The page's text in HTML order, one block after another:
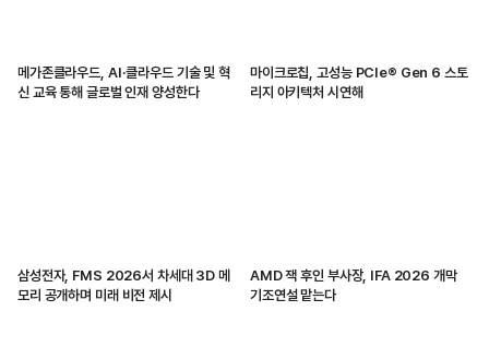
메가존클라우드, AI·클라우드 기술 및 혁
신 교육 통해 글로벌 인재 양성한다
마이크로칩, 고성능 PCIe® Gen 6 스토
리지 아키텍처 시연해
삼성전자, FMS 2026서 차세대 3D 메
모리 공개하며 미래 비전 제시
AMD 잭 후인 부사장, IFA 2026 개막
기조연설 맡는다